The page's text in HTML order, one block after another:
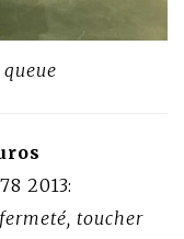
2013:
toucher